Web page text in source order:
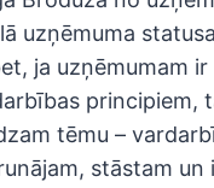
uzņēmuma
ja uzņēmumam
principiem,
tēmu –
stāstam un